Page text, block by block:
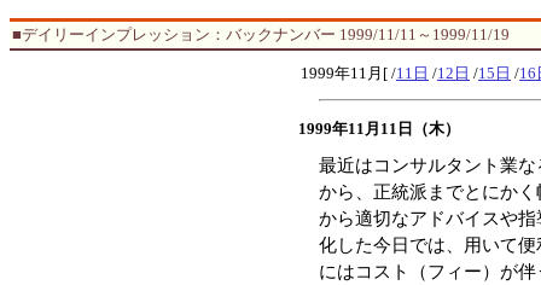
■デイリーインプレッション：バックナンバー 1999/11/11～1999/11/19
1999年11月[ /11日 /12日 /15日 /16
1999年11月11日（木）
最近はコンサルタント業
から、正統派までとにか
から適切なアドバイスや
化した今日では、用いて
にはコスト（フィー）が